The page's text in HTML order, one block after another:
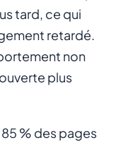
tard, ce qui
retardé.
non
plus
85 % des pages